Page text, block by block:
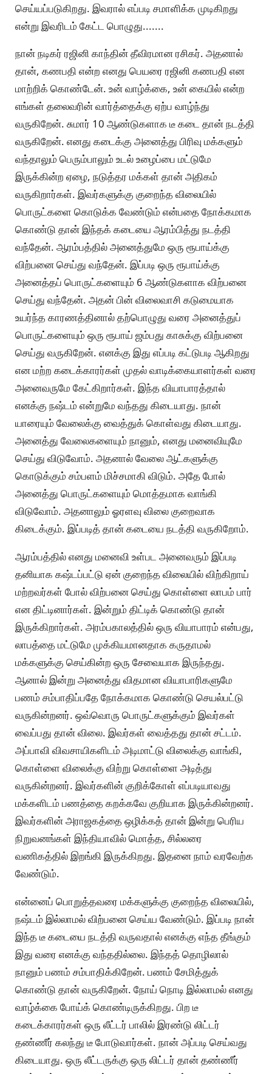
செய்யப்படுகிறது. இவரால் எப்படி சமாளிக்க முடிகிறது
என்று இவரிடம் கேட்ட பொழுது.......
நான் நடிகர் ரஜினி காந்தின் தீவிரமான ரசிகர். அதனால்
தான், கணபதி என்ற எனது பெயரை ரஜினி கணபதி என
மாற்றிக் கொண்டேன். உன் வாழ்க்கை, உன் கையில் என்ற
எங்கள் தலைவரின் வார்த்தைக்கு ஏற்ப வாழ்ந்து
வருகிறேன். சுமார் 10 ஆண்டுகளாக டீ கடை தான் நடத்தி
வருகிறேன். எனது கடைக்கு அனைத்து பிரிவு மக்களும்
வந்தாலும் பெரும்பாலும் உடல் உழைப்பை மட்டுமே
இருக்கின்ற ஏழை, நடுத்தர மக்கள் தான் அதிகம்
வருகிறார்கள். இவர்களுக்கு குறைந்த விலையில்
பொருட்களை கொடுக்க வேண்டும் என்பதை நோக்கமாக
கொண்டு தான் இந்தக் கடையை ஆரம்பித்து நடத்தி
வந்தேன். ஆரம்பத்தில் அனைத்துமே ஒரு ரூபாய்க்கு
விற்பனை செய்து வந்தேன். இப்படி ஒரு ரூபாய்க்கு
அனைத்தப் பொருட்களையும் 6 ஆண்டுகளாக விற்பனை
செய்து வந்தேன். அதன் பின் விலைவாசி கடுமையாக
உயர்ந்த காரணத்தினால் தற்பொழுது வரை அனைத்துப்
பொருட்களையும் ஒரு ரூபாய் ஜம்பது காசுக்கு விற்பனை
செய்து வருகிறேன். எனக்கு இது எப்படி கட்டுபடி ஆகிறது
என மற்ற கடைக்காரர்கள் முதல் வாடிக்கையாளர்கள் வரை
அனைவருமே கேட்கிறார்கள். இந்த வியாபாரத்தால்
எனக்கு நஷ்டம் என்றுமே வந்தது கிடையாது. நான்
யாரையும் வேலைக்கு வைத்துக் கொள்வது கிடையாது.
அனைத்து வேலைகளையும் நானும், எனது மனைவியுமே
செய்து விடுவோம். அதனால் வேலை ஆட்களுக்கு
கொடுக்கும் சம்பளம் மிச்சமாகி விடும். அதே போல்
அனைத்து பொருட்களையும் மொத்தமாக வாங்கி
விடுவோம். அதனாலும் ஓரளவு விலை குறைவாக
கிடைக்கும். இப்படித் தான் கடையை நடத்தி வருகிறோம்.
ஆரம்பத்தில் எனது மனைவி உள்பட அனைவரும் இப்படி
தனியாக கஷ்டப்பட்டு ஏன் குறைந்த விலையில் விற்கிறாய்
மற்றவர்கள் போல் விற்பனை செய்து கொள்ளை லாபம் பார்
என திட்டினார்கள். இன்றும் திட்டிக் கொண்டு தான்
இருக்கிறார்கள். அரம்பகாலத்தில் ஒரு வியாபாரம் என்பது,
லாபத்தை மட்டுமே முக்கியமானதாக கருதாமல்
மக்களுக்கு செய்கின்ற ஒரு சேவையாக இருந்தது.
ஆனால் இன்று அனைத்து விதமான வியாபாரிகளுமே
பணம் சம்பாதிப்பதே நோக்கமாக கொண்டு செயல்பட்டு
வருகின்றனர். ஒவ்வொரு பொருட்களுக்கும் இவர்கள்
வைப்பது தான் விலை. இவர்கள் வைத்தது தான் சட்டம்.
அப்பாவி விவசாயிகளிடம் அடிமாட்டு விலைக்கு வாங்கி,
கொள்ளை விலைக்கு விற்று கொள்ளை அடித்து
வருகின்றனர். இவர்களின் குறிக்கோள் எப்படியாவது
மக்களிடம் பணத்தை கறக்கவே குறியாக இருக்கின்றனர்.
இவர்களின் அராஜகத்தை ஒழிக்கத் தான் இன்று பெரிய
நிறுவனங்கள் இந்தியாவில் மொத்த, சில்லரை
வணிகத்தில் இறங்கி இருக்கிறது. இதனை நாம் வரவேற்க
வேண்டும்.
என்னைப் பொறுத்தவரை மக்களுக்கு குறைந்த விலையில்,
நஷ்டம் இல்லாமல் விற்பனை செய்ய வேண்டும். இப்படி நான்
இந்த டீ கடையை நடத்தி வருவதால் எனக்கு எந்த தீங்கும்
இது வரை எனக்கு வந்ததில்லை. இந்தத் தொழிலால்
நானும் பணம் சம்பாதிக்கிறேன். பணம் சேமித்துக்
கொண்டு தான் வருகிறேன். நோய் நொடி இல்லாமல் எனது
வாழ்க்கை போய்க் கொண்டிருக்கிறது. பிற டீ
கடைக்காரர்கள் ஒரு லீட்டர் பாலில் இரண்டு லிட்டர்
தண்ணீர் கலந்து டீ போடுவார்கள். நான் அப்படி செய்வது
கிடையாது. ஒரு லீட்டருக்கு ஒரு லிட்டர் தான் தண்ணீர்